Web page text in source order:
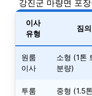
강진군 마량면 포
이사
유형
짐
원룸
이사
소형 (1톤
분량)
투룸
중형 (1.5